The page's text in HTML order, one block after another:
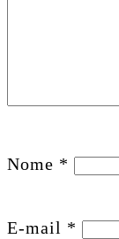
Nome *
E-mail *